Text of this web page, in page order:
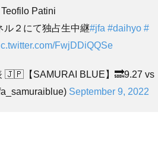
Patini
ル２にて独占生中継#jfa #daihyo #
FwjDDiQQSe
🇯🇵【SAMURAI BLUE】🔜9.27 vs
September 9, 2022